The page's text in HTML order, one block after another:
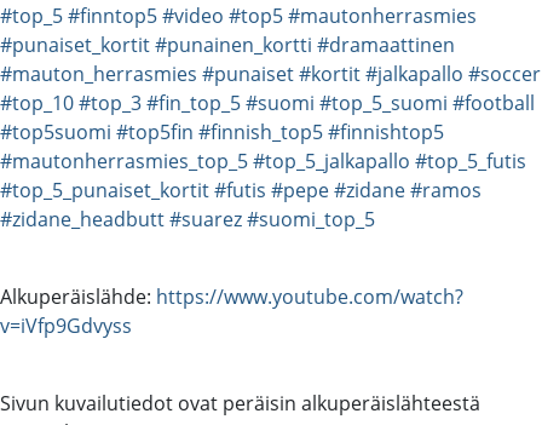
#top_5#finntop5#video #top5#mautonherrasmies
#punaiset_kortit#punainen_kortti #dramaattinen
#mauton_herrasmies #punaiset#kortit#jalkapallo #soccer
#top_10#top_3#fin_top_5#suomi #top_5_suomi #football
#top5suomi #top5fin #finnish_top5#finnishtop5
#mautonherrasmies_top_5#top_5_jalkapallo #top_5_futis
#top_5_punaiset_kortit#futis #pepe#zidane#ramos
#zidane_headbutt#suarez#suomi_top_5
Alkuperäislähde: https://www.youtube.com/watch?
v=iVfp9Gdvyss
Sivun kuvailutiedot ovat peräisin alkuperäislähteestä